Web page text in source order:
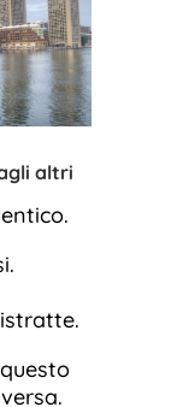
altri